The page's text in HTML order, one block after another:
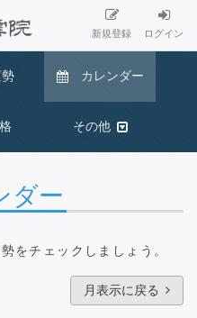
新規登録 ログイン
カレンダー
その他
ダー
をチェックしましょう。
月表示に戻る